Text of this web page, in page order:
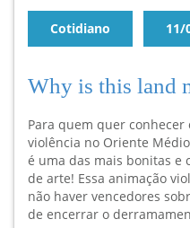
Cotidiano 11/
Why is this land
Para quem quer
violência no Oriente
é uma das mais bonitas e
de arte! Essa animação
não haver vencedores
de encerrar o